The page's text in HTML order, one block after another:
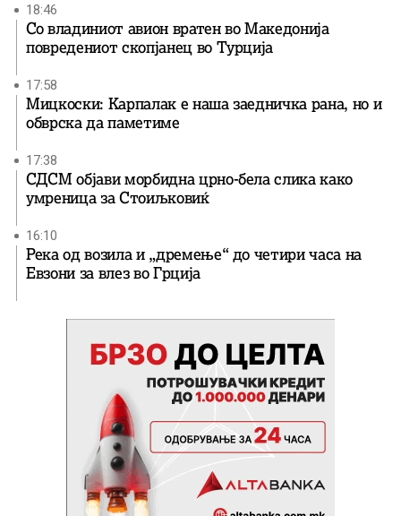
18:46
Со владиниот авион вратен во Македонија
повредениот скопјанец во Турција
17:58
Мицкоски: Карпалак е наша заедничка рана, но и
обврска да паметиме
17:38
СДСМ објави морбидна црно-бела слика како
умреница за Стоиљковиќ
16:10
Река од возила и „дремење“ до четири часа на
Евзони за влез во Грција